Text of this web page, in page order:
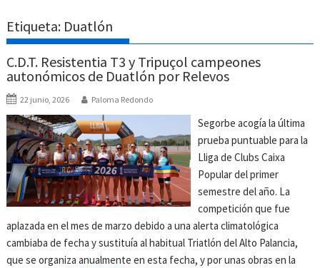
Etiqueta: Duatlón
C.D.T. Resistentia T3 y Tripuçol campeones
autonómicos de Duatlón por Relevos
22 junio, 2026 Paloma Redondo
Segorbe acogía la última
prueba puntuable para la
Lliga de Clubs Caixa
Popular del primer
semestre del año. La
competición que fue
aplazada en el mes de marzo debido a una alerta climatológica
cambiaba de fecha y sustituía al habitual Triatlón del Alto Palancia,
que se organiza anualmente en esta fecha, y por unas obras en la